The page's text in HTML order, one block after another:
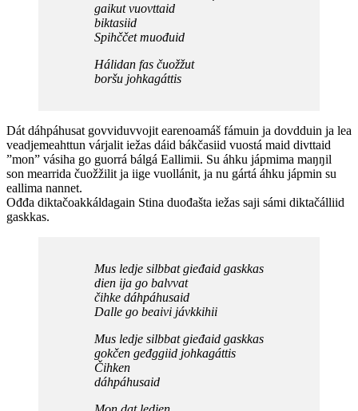
gaikut vuovttaid
biktasiid
Spihččet muođuid
Hálidan fas čuožžut
boršu johkagáttis
Dát dáhpáhusat govviduvvojit earenoamáš fámuin ja dovdduin ja lea
veadjemeahttun várjalit iežas dáid bákčasiid vuostá maid divttaid
”mon” vásiha go guorrá bálgá Eallimii. Su áhku jápmima maŋŋil
son mearrida čuožžilit ja iige vuollánit, ja nu gártá áhku jápmin su
eallima nannet.
Ođđa diktačoakkáldagain Stina duođašta iežas saji sámi diktačálliid
gaskkas.
Mus ledje silbbat gieđaid gaskkas
dien ija go balvvat
čihke dáhpáhusaid
Dalle go beaivi jávkkihii
Mus ledje silbbat gieđaid gaskkas
gokčen geđggiid johkagáttis
Čihken
dáhpáhusaid